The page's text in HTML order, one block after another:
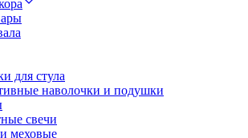
для стула
наволочки и подушки
свечи
меховые